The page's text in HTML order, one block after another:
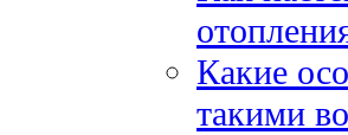
Какие
такими